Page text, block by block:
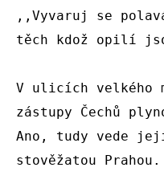
,,Vyvaruj se
těch kdož opilí
V ulicích velkého
zástupy Čechů
Ano, tudy vede
stověžatou Prahou.